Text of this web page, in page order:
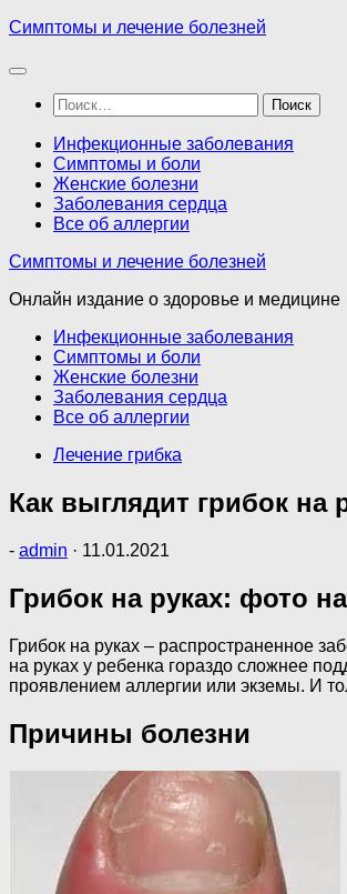
Перейти
содержимому
Симптомы и лечение болезней
Найти:
Инфекционные заболевания
Симптомы и боли
Женские болезни
Заболевания сердца
Все об аллергии
Симптомы и лечение болезней
Онлайн издание о здоровье и медицине
Инфекционные заболевания
Симптомы и боли
Женские болезни
Заболевания сердца
Все об аллергии
Лечение грибка
Как выглядит грибок на
- admin · 11.01.2021
Грибок на руках: фото
Грибок на руках – распространенное
на руках у ребенка гораздо сложнее
проявлением аллергии или экземы. И
Причины болезни